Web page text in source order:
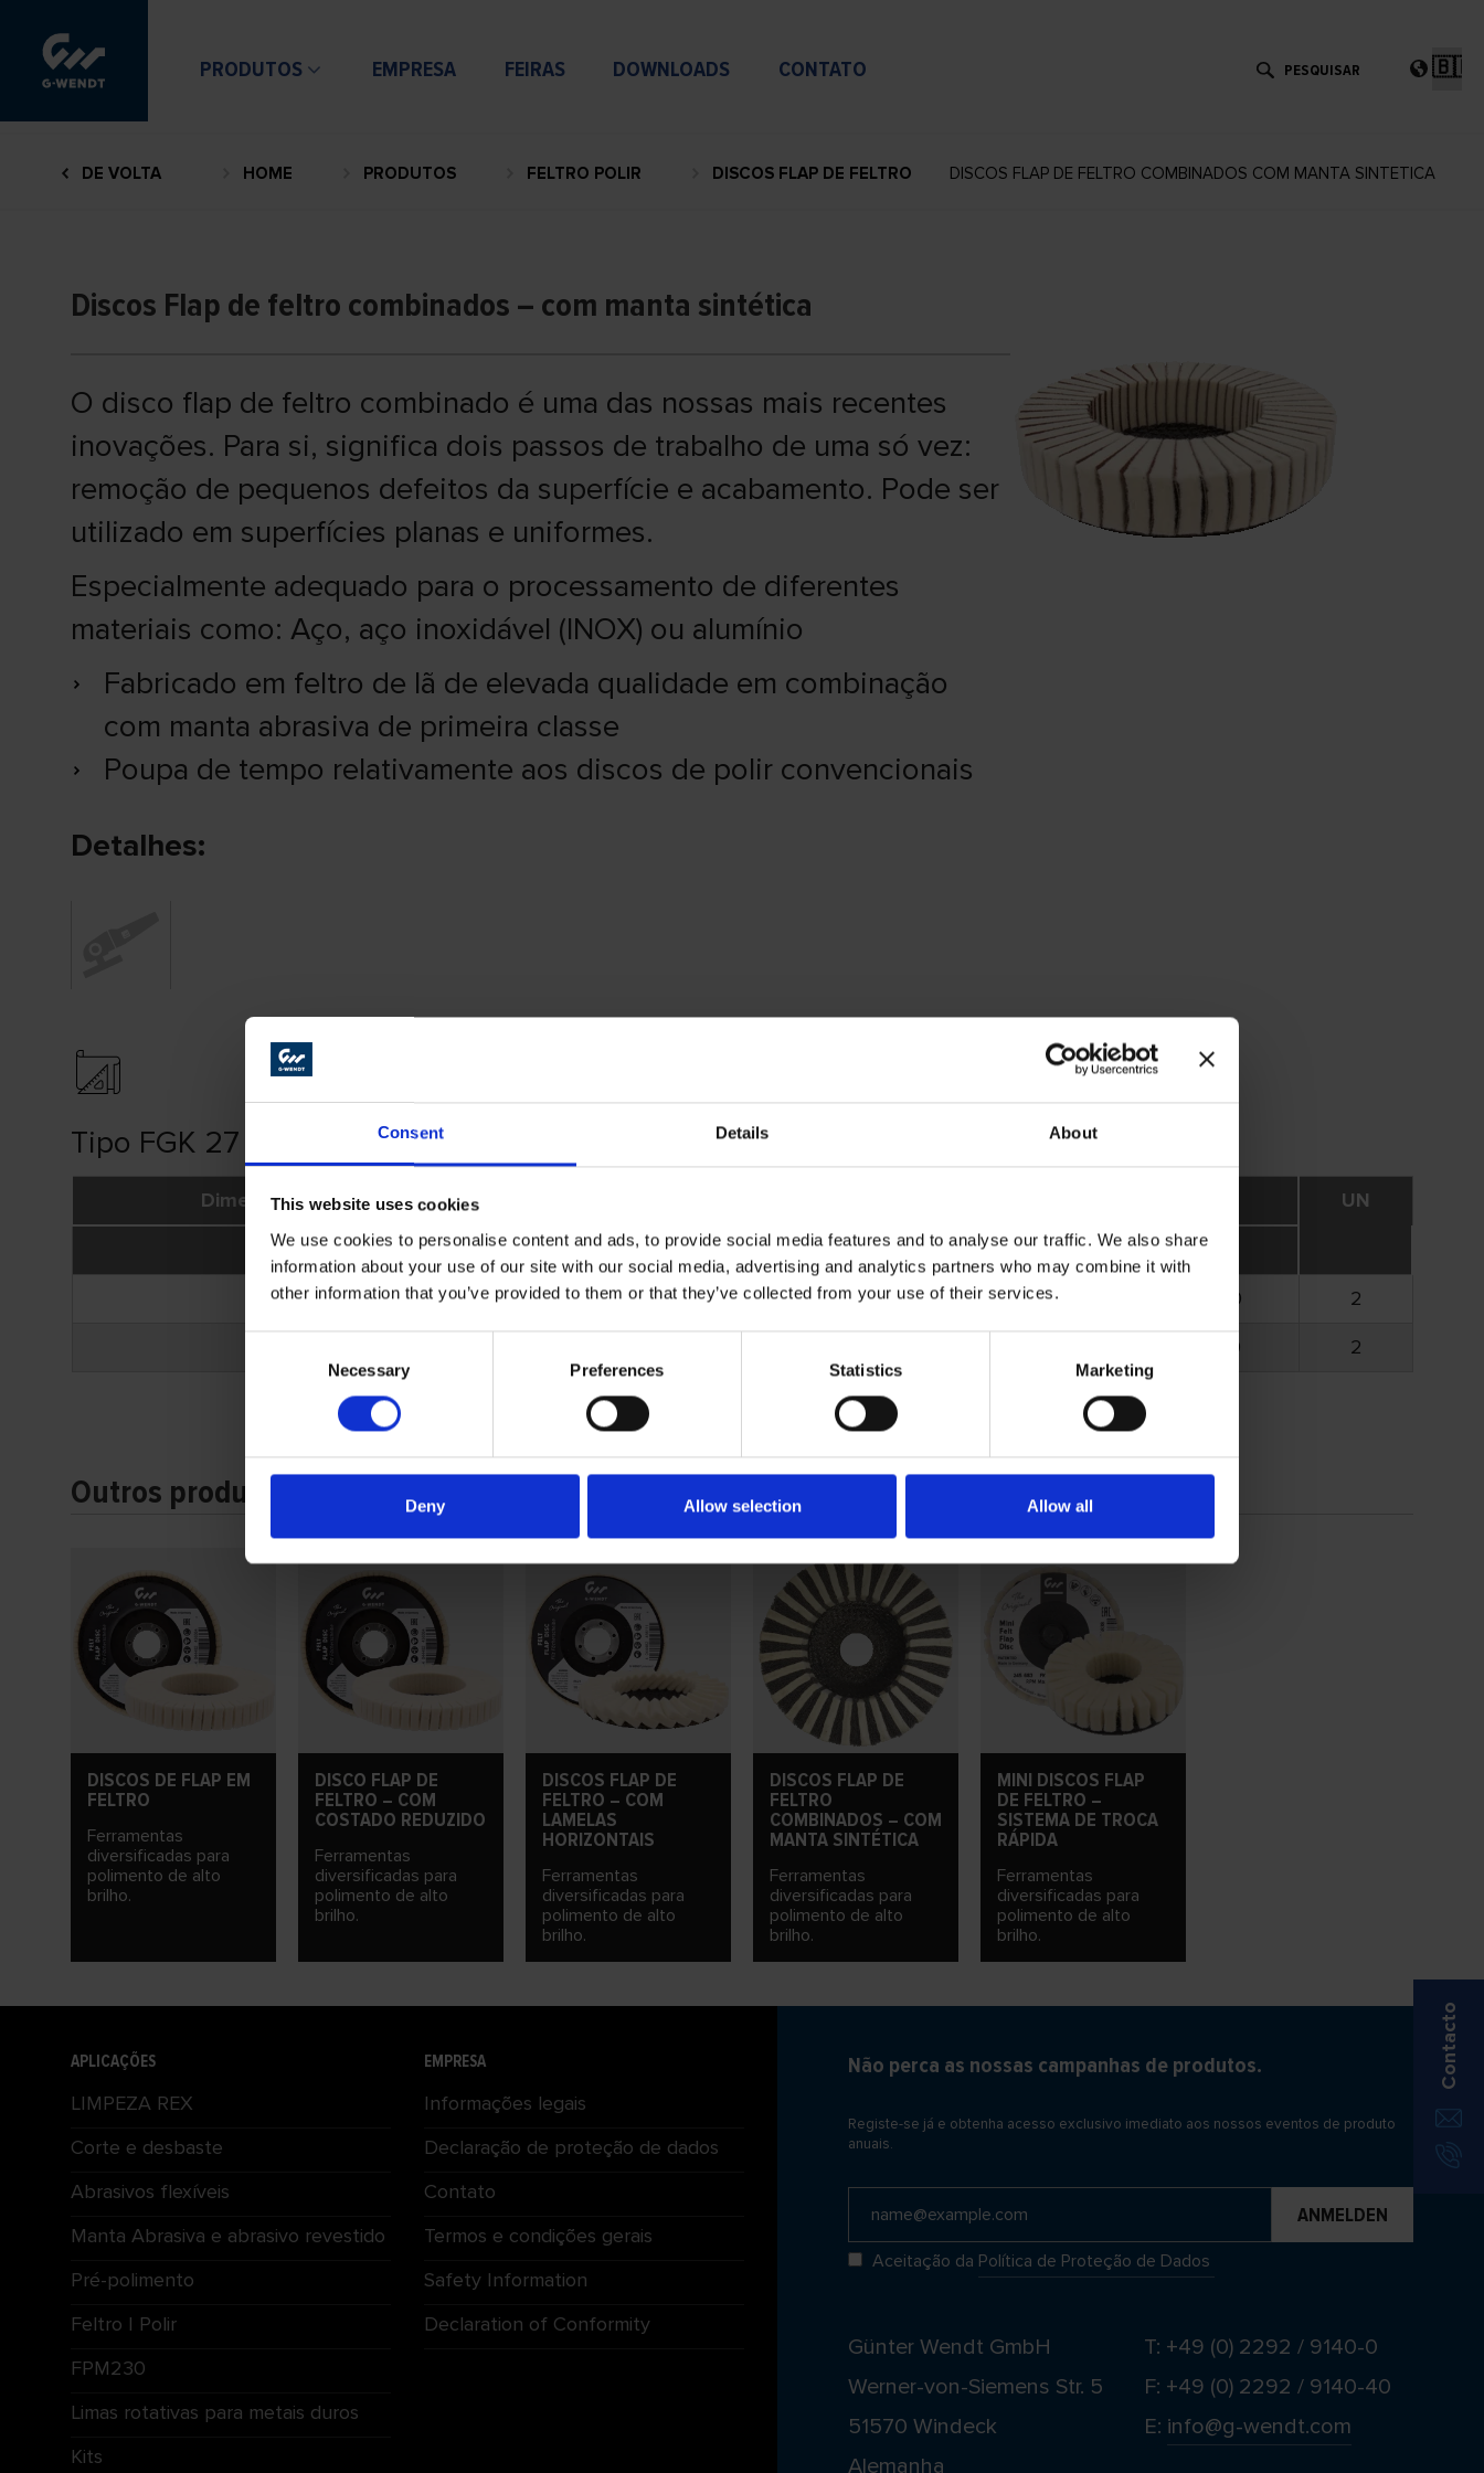
Consent Details About
This website uses cookies
We use cookies to personalise content and ads, to provide social media features and to analyse our traffic. We also share
information about your use of our site with our social media, advertising and analytics partners who may combine it with
other information that you’ve provided to them or that they’ve collected from your use of their services.
Necessary Preferences Statistics Marketing
Deny Allow selection Allow all
PRODUTOS EMPRESA FEIRAS DOWNLOADS CONTATO
um
DE VOLTA HOME PRODUTOS FELTRO POLIR DISCOS FLAP DE FELTRO DISCOS FLAP DE FELTRO COMBINADOS COM MANTA SINTETICA
Discos Flap de feltro combinados – com manta sintética
O disco flap de feltro combinado é uma das nossas mais recentes
inovações. Para si, significa dois passos de trabalho de uma só vez:
remoção de pequenos defeitos da superfície e acabamento. Pode ser
utilizado em superfícies planas e uniformes.
Especialmente adequado para o processamento de diferentes
materiais como: Aço, aço inoxidável (INOX) ou alumínio
Fabricado em feltro de lã de elevada qualidade em combinação
com manta abrasiva de primeira classe
Poupa de tempo relativamente aos discos de polir convencionais
Detalhes:
Tipo FGK 27
Dimensões (mm) UN
Ø A Ø B opc.
máx.
115
22,23 247 115 1.650 8.500
2
7.700 2
Outros produtos
DISCOS DE FLAP EM
FELTRO
Ferramentas
diversificadas para
polimento de alto
brilho.
DISCO FLAP DE
FELTRO – COM
COSTADO REDUZIDO
Ferramentas
diversificadas para
polimento de alto
brilho.
DISCOS FLAP DE
FELTRO – COM
LAMELAS
HORIZONTAIS
Ferramentas
diversificadas para
polimento de alto
brilho.
DISCOS FLAP DE
FELTRO
COMBINADOS – COM
MANTA SINTÉTICA
Ferramentas
diversificadas para
polimento de alto
brilho.
MINI DISCOS FLAP
DE FELTRO –
SISTEMA DE TROCA
RÁPIDA
Ferramentas
diversificadas para
polimento de alto
brilho.
APLICAÇÕES
LIMPEZA REX
Corte e desbaste
Abrasivos flexíveis
Manta Abrasiva e abrasivo revestido
Pré-polimento
Feltro | Polir
FPM230
Limas rotativas para metais duros
Kits
EMPRESA
Informações legais
Declaração de proteção de dados
Contato
Termos e condições gerais
Safety Information
Declaration of Conformity
Não perca as nossas campanhas de produtos.
Registe-se já e obtenha acesso exclusivo imediato aos nossos eventos de produto
anuais.
Aceitação da Política de Proteção de Dados
Günter Wendt GmbH
Werner-von-Siemens Str. 5
51570 Windeck
Alemanha
T: +49 (0) 2292 / 9140-0
F: +49 (0) 2292 / 9140-40
E: info@g-wendt.com
Contacto